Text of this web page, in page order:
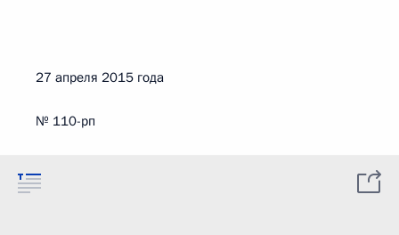
27 апреля 2015 года
№ 110-рп